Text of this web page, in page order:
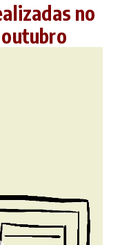
no